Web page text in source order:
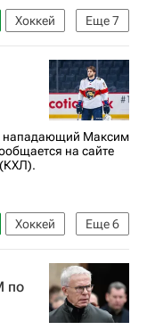
Еще7
Хоккей
Пьянов
нападающий Максим
на сайте
(КХЛ).
Еще6
Хоккей
по